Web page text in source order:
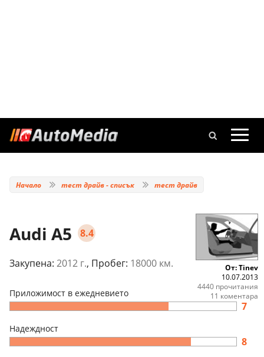
Начало тест драйв - списък тест драйв
Audi A5 8.4
Закупена: 2012 г., Пробег: 18000 км.
Приложимост в ежедневието
7
Надеждност
8
От: Tinev
10.07.2013
4440 прочитания
11 коментара